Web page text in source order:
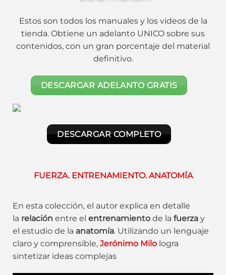
Estos son todos los manuales y los videos de la
tienda. Obtiene un adelanto UNICO sobre sus
contenidos, con un gran porcentaje del material
definitivo.
DESCARGAR ADELANTO GRATIS
DESCARGAR COMPLETO
FUERZA. ENTRENAMIENTO. ANATOMÍA
En esta colección, el autor explica en detalle
la relación entre el entrenamiento de la fuerza y
el estudio de la anatomía. Utilizando un lenguaje
claro y comprensible, Jerónimo Milo logra
sintetizar ideas complejas